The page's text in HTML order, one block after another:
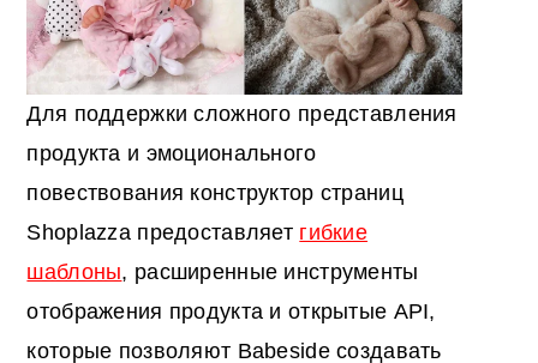
Для поддержки сложного представления
продукта и эмоционального
повествования конструктор страниц
Shoplazza предоставляет гибкие
шаблоны, расширенные инструменты
отображения продукта и открытые API,
которые позволяют Babeside создавать